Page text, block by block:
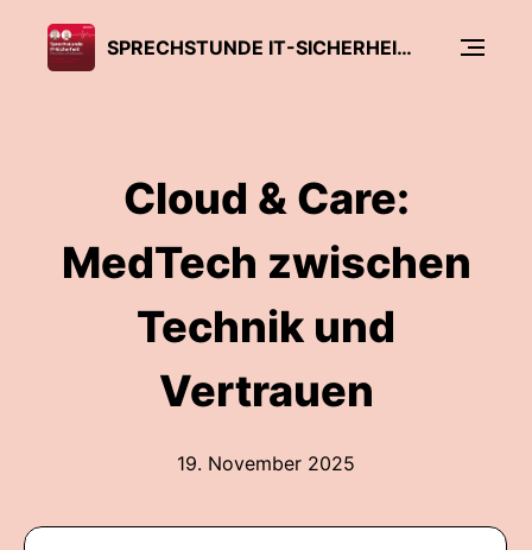
SPRECHSTUNDE IT-SICHERHEIT. FOKUS GESUNDHEITSWESEN.
Cloud & Care:
MedTech zwischen
Technik und
Vertrauen
19. November 2025